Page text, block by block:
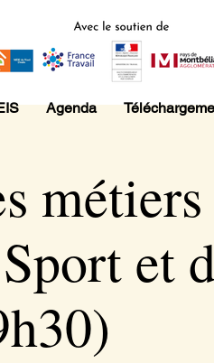
métiers
et
Agenda